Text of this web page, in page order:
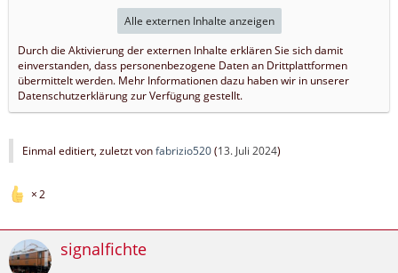
Alle externen Inhalte anzeigen
Durch die Aktivierung der externen Inhalte erklären Sie sich damit
einverstanden, dass personenbezogene Daten an Drittplattformen
übermittelt werden. Mehr Informationen dazu haben wir in unserer
Datenschutzerklärung zur Verfügung gestellt.
Einmal editiert, zuletzt vonfabrizio520(13. Juli 2024)
2
signalfichte